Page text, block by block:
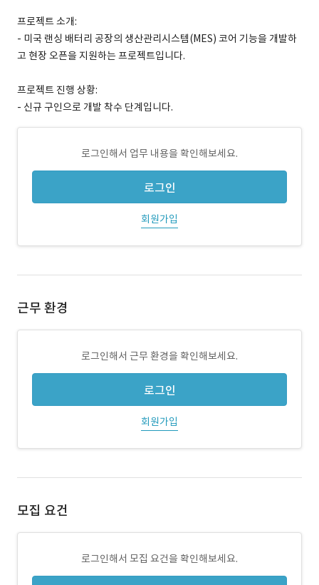
프로젝트 소개:
- 미국 랜싱 배터리 공장의 생산관리시스템(MES) 코어 기능을 개발하
고 현장 오픈을 지원하는 프로젝트입니다.
프로젝트 진행 상황:
- 신규 구인으로 개발 착수 단계입니다.
로그인해서 업무 내용을 확인해보세요.
로그인
회원가입
근무 환경
로그인해서 근무 환경을 확인해보세요.
로그인
회원가입
모집 요건
로그인해서 모집 요건을 확인해보세요.